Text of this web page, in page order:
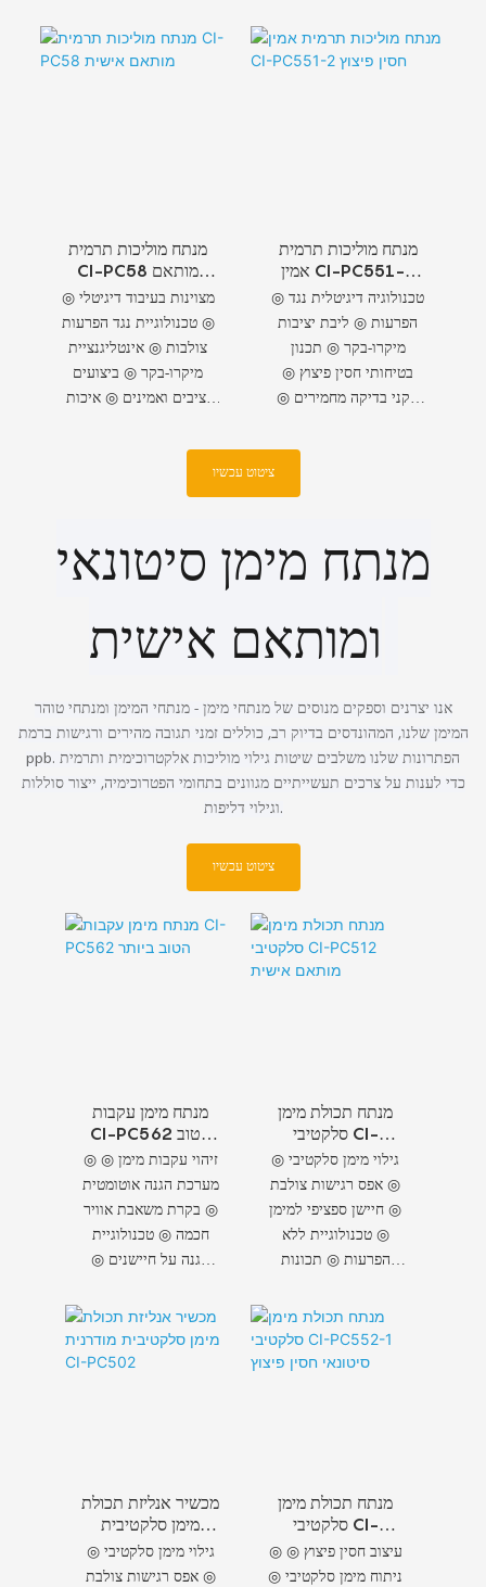
מנתח מוליכות תרמית
CI-PC58 מותאם
אישית
◎ מצוינות בעיבוד דיגיטלי
◎ טכנולוגיית נגד הפרעות
צולבות ◎ אינטליגנציית
מיקרו-בקר ◎ ביצועים
יציבים ואמינים ◎ איכות
מנתח מוליכות תרמית
אמין CI-PC551-2
חסין פיצוץ
◎ טכנולוגיה דיגיטלית נגד
הפרעות ◎ ליבת יציבות
מיקרו-בקר ◎ תכנון
בטיחותי חסין פיצוץ ◎
תקני בדיקה מחמירים ◎
ציטוט עכשיו
מנתח מימן סיטונאי
ומותאם אישית
אנו יצרנים וספקים מנוסים של מנתחי מימן - מנתחי המימן ומנתחי טוהר
המימן שלנו, המהונדסים בדיוק רב, כוללים זמני תגובה מהירים ורגישות ברמת
ppb. הפתרונות שלנו משלבים שיטות גילוי מוליכות אלקטרוכימית ותרמית
כדי לענות על צרכים תעשייתיים מגוונים בתחומי הפטרוכימיה, ייצור סוללות
וגילוי דליפות.
ציטוט עכשיו
מנתח מימן עקבות
CI-PC562 הטוב
ביותר
◎ זיהוי עקבות מימן ◎
מערכת הגנה אוטומטית
◎ בקרת משאבת אוויר
חכמה ◎ טכנולוגיית
הגנה על חיישנים ◎
מנתח תכולת מימן
סלקטיבי CI-
PC512 מותאם
אישית
◎ גילוי מימן סלקטיבי
◎ אפס רגישות צולבת
◎ חיישן ספציפי למימן
◎ טכנולוגיית ללא
הפרעות ◎ תכונות
ביצועי שוק יוצאי דופן
מכשיר אנליזת תכולת
מימן סלקטיבית
מודרנית CI-
PC502
◎ גילוי מימן סלקטיבי
◎ אפס רגישות צולבת
מנתח תכולת מימן
סלקטיבי CI-
PC552-1 סיטונאי
חסין פיצוץ
◎ עיצוב חסין פיצוץ ◎
ניתוח מימן סלקטיבי ◎